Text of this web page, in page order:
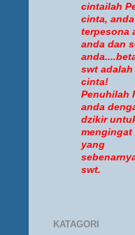
cintailah
cinta,
terpesona
anda dan
swt adalah
cinta!
Penuhilah
anda
dzikir
mengingat
yang
swt.
KATAGORI